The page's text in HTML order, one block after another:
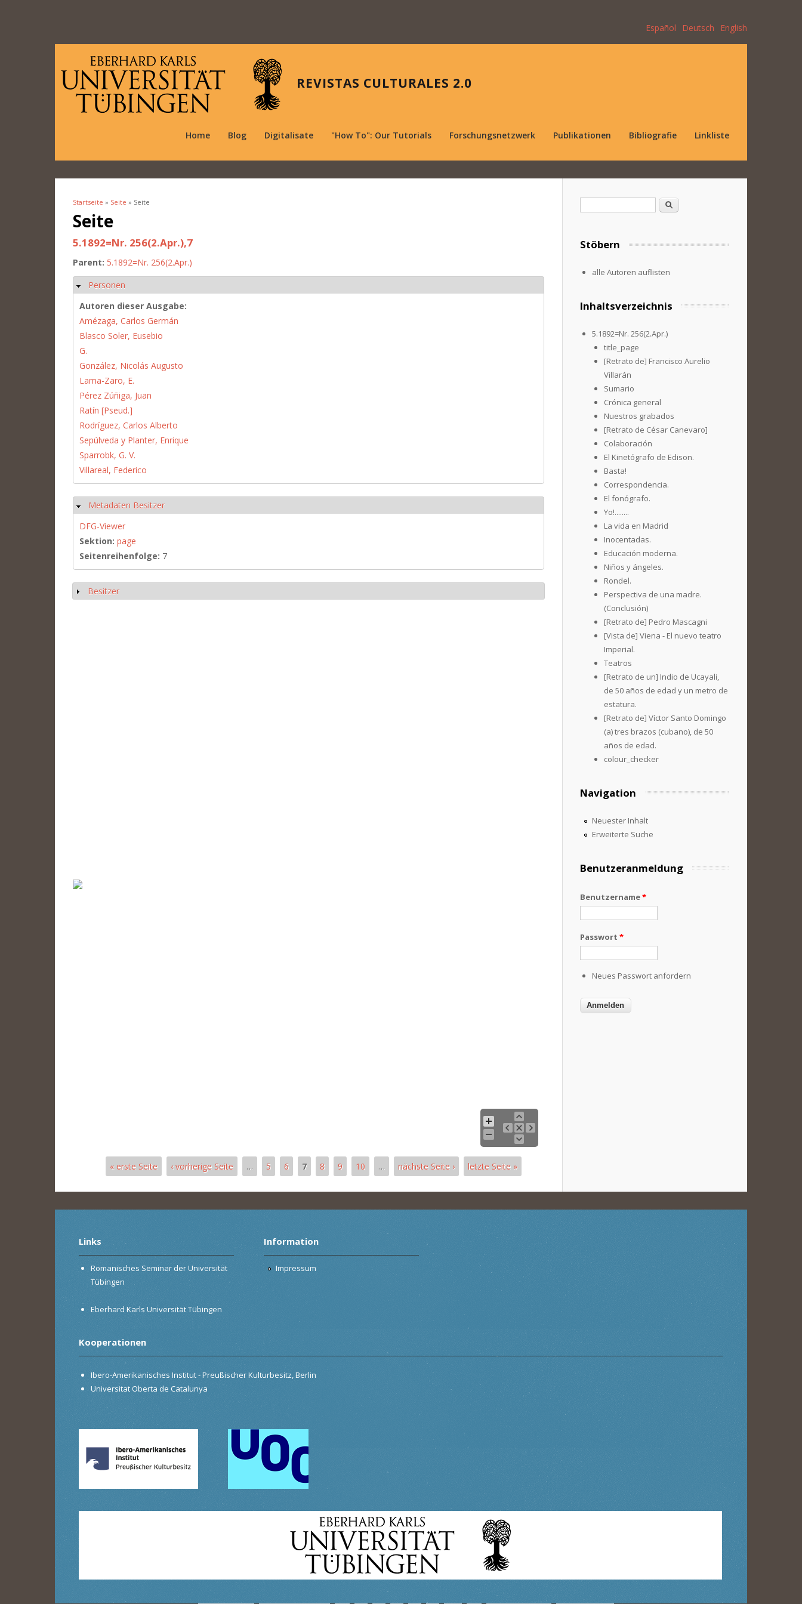
Español Deutsch English
REVISTAS CULTURALES 2.0
Home Blog Digitalisate "How To": Our Tutorials Forschungsnetzwerk Publikationen Bibliografie Linkliste
Sie sind hier
Startseite » Seite » Seite
Seite
5.1892=Nr. 256(2.Apr.),7
Parent: 5.1892=Nr. 256(2.Apr.)
Ausblenden
Personen
Autoren dieser Ausgabe:
Amézaga, Carlos Germán
Blasco Soler, Eusebio
G.
González, Nicolás Augusto
Lama-Zaro, E.
Pérez Zúñiga, Juan
Ratín [Pseud.]
Rodríguez, Carlos Alberto
Sepúlveda y Planter, Enrique
Sparrobk, G. V.
Villareal, Federico
Ausblenden
Metadaten Besitzer
DFG-Viewer
Sektion: page
Seitenreihenfolge: 7
Anzeigen
Besitzer
« erste Seite ‹ vorherige Seite … 5 6 7 8 9 10 … nächste Seite › letzte Seite »
Suche
Stöbern
alle Autoren auflisten
Inhaltsverzeichnis
5.1892=Nr. 256(2.Apr.)
title_page
[Retrato de] Francisco Aurelio
Villarán
Sumario
Crónica general
Nuestros grabados
[Retrato de César Canevaro]
Colaboración
El Kinetógrafo de Edison.
Basta!
Correspondencia.
El fonógrafo.
Yo!........
La vida en Madrid
Inocentadas.
Educación moderna.
Niños y ángeles.
Rondel.
Perspectiva de una madre.
(Conclusión)
[Retrato de] Pedro Mascagni
[Vista de] Viena - El nuevo teatro
Imperial.
Teatros
[Retrato de un] Indio de Ucayali,
de 50 años de edad y un metro de
estatura.
[Retrato de] Víctor Santo Domingo
(a) tres brazos (cubano), de 50
años de edad.
colour_checker
Navigation
Neuester Inhalt
Erweiterte Suche
Benutzeranmeldung
Benutzername*
Passwort *
Neues Passwort anfordern
Links
Romanisches Seminar der Universität
Tübingen
Eberhard Karls Universität Tübingen
Information
Impressum
Kooperationen
Ibero-Amerikanisches Institut - Preußischer Kulturbesitz, Berlin
Universitat Oberta de Catalunya